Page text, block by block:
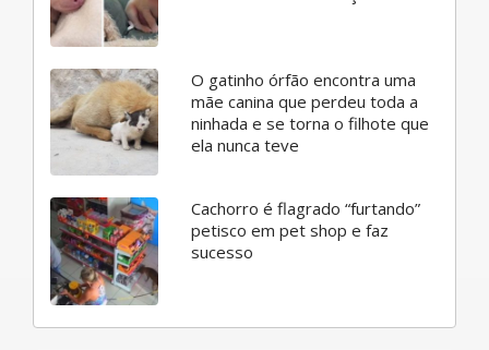
O gatinho órfão encontra uma
mãe canina que perdeu toda a
ninhada e se torna o filhote que
ela nunca teve
Cachorro é flagrado “furtando”
petisco em pet shop e faz
sucesso